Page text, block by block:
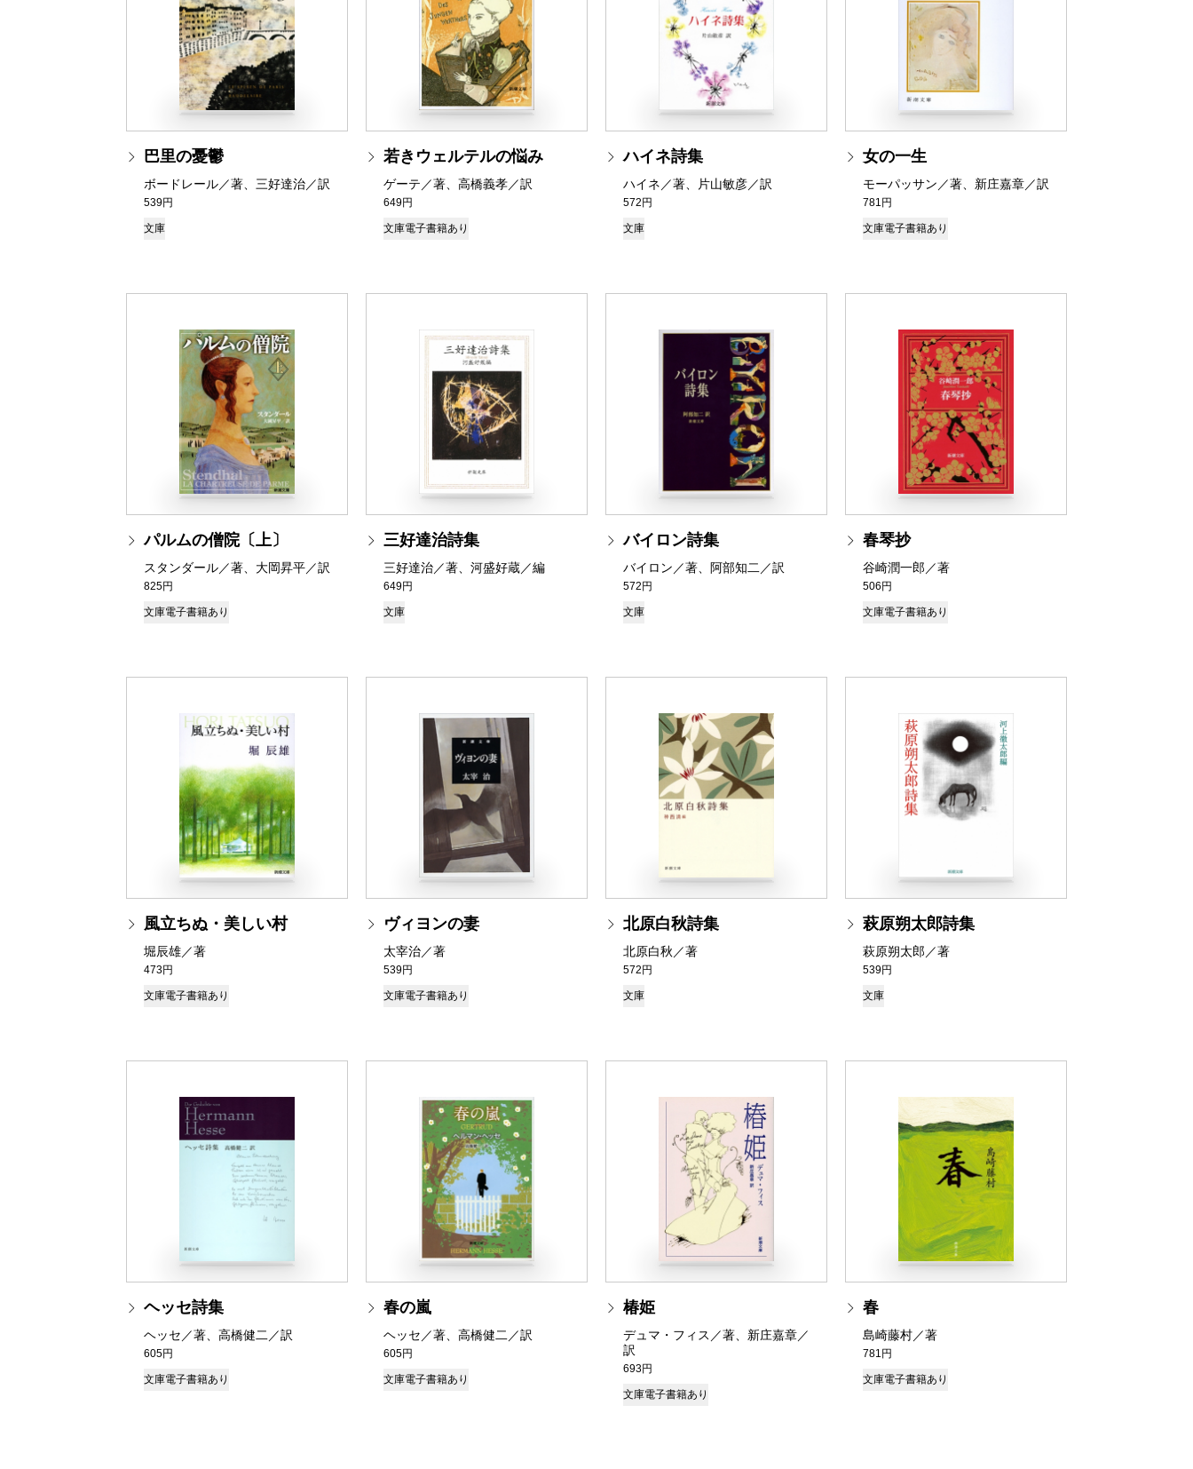
巴里の憂鬱
ボードレール／著、三好達治／訳
539円
文庫
若きウェルテルの悩み
ゲーテ／著、高橋義孝／訳
649円
文庫電子書籍あり
ハイネ詩集
ハイネ／著、片山敏彦／訳
572円
文庫
女の一生
モーパッサン／著、新庄嘉章／訳
781円
文庫電子書籍あり
パルムの僧院〔上〕
スタンダール／著、大岡昇平／訳
825円
文庫電子書籍あり
三好達治詩集
三好達治／著、河盛好蔵／編
649円
文庫
バイロン詩集
バイロン／著、阿部知二／訳
572円
文庫
春琴抄
谷崎潤一郎／著
506円
文庫電子書籍あり
風立ちぬ・美しい村
堀辰雄／著
473円
文庫電子書籍あり
ヴィヨンの妻
太宰治／著
539円
文庫電子書籍あり
北原白秋詩集
北原白秋／著
572円
文庫
萩原朔太郎詩集
萩原朔太郎／著
539円
文庫
ヘッセ詩集
ヘッセ／著、高橋健二／訳
605円
文庫電子書籍あり
春の嵐
ヘッセ／著、高橋健二／訳
605円
文庫電子書籍あり
椿姫
デュマ・フィス／著、新庄嘉章／
訳
693円
文庫電子書籍あり
春
島崎藤村／著
781円
文庫電子書籍あり